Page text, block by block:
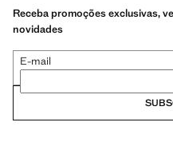
Receba promoções exclusivas,
novidades
E-mail